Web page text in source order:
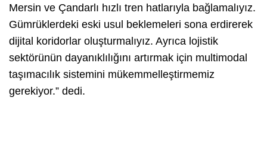
Mersin ve Çandarlı hızlı tren hatlarıyla bağlamalıyız.
Gümrüklerdeki eski usul beklemeleri sona erdirerek
dijital koridorlar oluşturmalıyız. Ayrıca lojistik
sektörünün dayanıklılığını artırmak için multimodal
taşımacılık sistemini mükemmelleştirmemiz
gerekiyor.” dedi.